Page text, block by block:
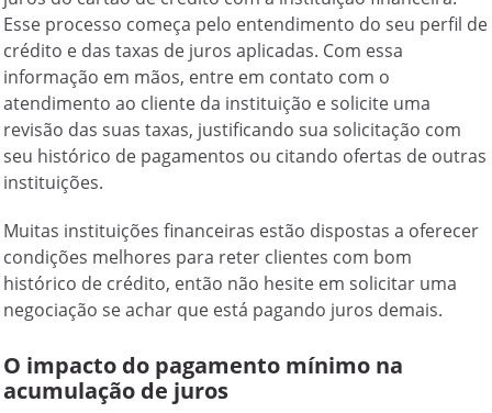
Esse processo começa pelo entendimento do seu perfil de
crédito e das taxas de juros aplicadas. Com essa
informação em mãos, entre em contato com o
atendimento ao cliente da instituição e solicite uma
revisão das suas taxas, justificando sua solicitação com
seu histórico de pagamentos ou citando ofertas de outras
instituições.
Muitas instituições financeiras estão dispostas a oferecer
condições melhores para reter clientes com bom
histórico de crédito, então não hesite em solicitar uma
negociação se achar que está pagando juros demais.
O impacto do pagamento mínimo na
acumulação de juros